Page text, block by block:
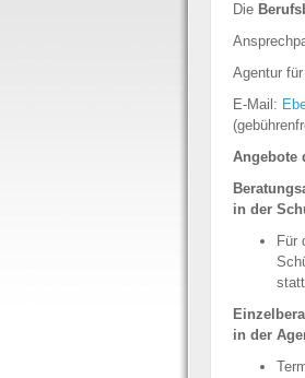
Die
Agentur
E-Mail:
Angebote
in der
Für
in der